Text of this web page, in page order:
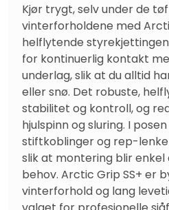
Kjør trygt, selv under de
vinterforholdene med
helflytende
for kontinuerlig kontakt
underlag, slik at du alltid
eller snø. Det robuste,
stabilitet og kontroll, og
hjulspinn og sluring. I
stiftkoblinger og rep-
slik at montering blir
behov. Arctic Grip SS+ er
vinterforhold og lang